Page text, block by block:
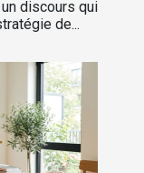
discours qui
de...